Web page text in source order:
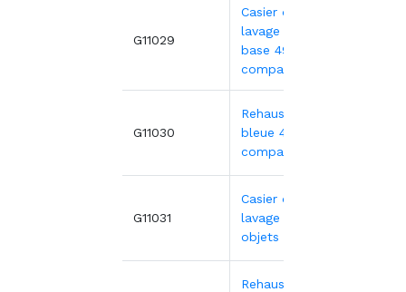
G11029
Casier de
lavage gris -
base 49
compartiments
G11030
Rehausse
bleue 49
compartiments
G11031
Casier de
lavage pour
objets creux
Rehausse